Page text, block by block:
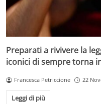
Preparati a rivivere la
iconici di sempre torna
Francesca Petriccione 22
Leggi di più